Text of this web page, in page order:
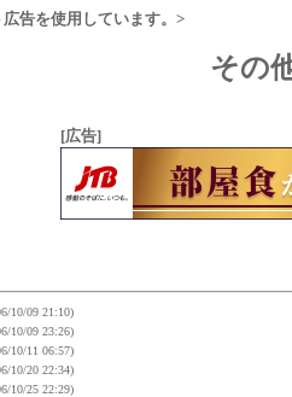
告を使用しています。>
その
[広告]
10/09 21:10)
10/09 23:26)
10/11 06:57)
10/20 22:34)
10/25 22:29)